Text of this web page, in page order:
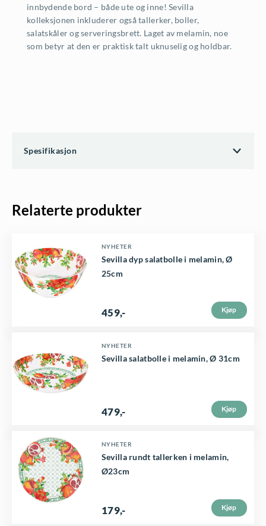
innbydende bord – både ute og inne! Sevilla
kolleksjonen inkluderer også tallerker, boller,
salatskåler og serveringsbrett. Laget av melamin, noe
som betyr at den er praktisk talt uknuselig og holdbar.
Spesifikasjon
Relaterte produkter
NYHETER
Sevilla dyp salatbolle i melamin, Ø
25cm
459,- Kjøp
NYHETER
Sevilla salatbolle i melamin, Ø 31cm
479,- Kjøp
NYHETER
Sevilla rundt tallerken i melamin,
Ø23cm
179,- Kjøp